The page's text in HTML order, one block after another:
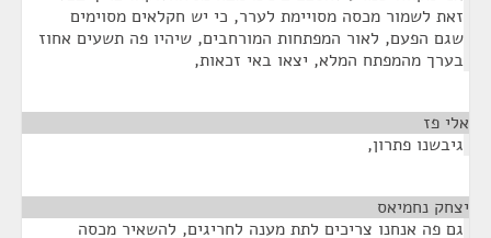
זאת לשמור מכסה מסויימת לערר, כי יש חקלאים מסוימים
שגם הפעם, לאור המפתחות המורחבים, שיהיו פה תשעים אחוז
בערך מהמפתח המלא, יצאו באי זכאות,
אלי פז
גיבשנו פתרון,
יצחק נחמיאס
גם פה אנחנו צריכים לתת מענה לחריגים, להשאיר מכסה